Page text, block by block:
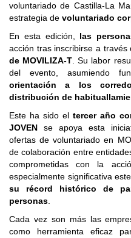
voluntariado de Castilla-La
estrategia de voluntariado
En esta edición, las
acción tras inscribirse a
de MOVILIZA-T. Su labor
del evento, asumiendo
orientación a los
distribución de
Este ha sido el tercer año
JOVEN se apoya esta
ofertas de voluntariado en
de colaboración entre
comprometidas con la
especialmente significativa
su récord histórico de
personas.
Cada vez son más las
como herramienta eficaz